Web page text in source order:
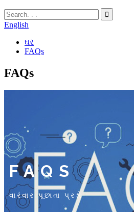
English
ઘર
FAQs
FAQs
FAQS
વારંવાર પૂછાતા પ્રશ્નો